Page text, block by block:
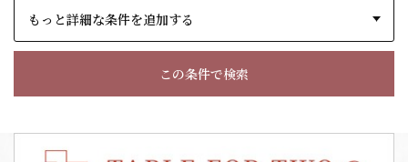
もっと詳細な条件を追加する
この条件で検索